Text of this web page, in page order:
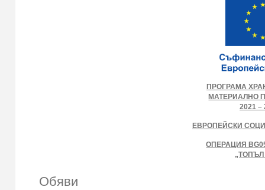
ПРОГРАМА
МАТЕРИАЛНО
2021 –
ЕВРОПЕЙСКИ
ОПЕРАЦИЯ
Обяви